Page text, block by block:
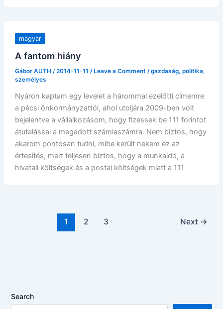
magyar
A fantom hiány
Gábor AUTH /2014-11-11 / Leave a Comment /gazdaság, politika,
személyes
Nyáron kaptam egy levelet a hárommal ezelőtti címemre
a pécsi önkormányzattól, ahol utoljára 2009-ben volt
bejelentve a vállalkozásom, hogy fizessek be 111 forintot
átutalással a megadott számlaszámra. Nem biztos, hogy
akarom pontosan tudni, mibe került nekem ez az
értesítés, mert teljesen biztos, hogy a munkaidő, a
hivatali költségek és a postai költségek miatt a 111
1 2 3 Next →
Search